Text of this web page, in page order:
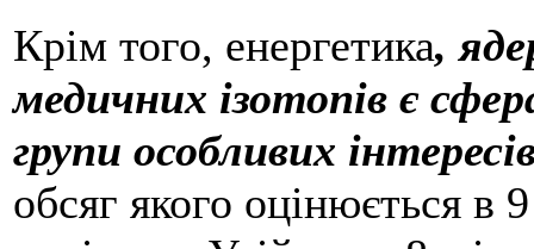
Крім того, енергетика,
медичних ізотопів є
групи особливих
обсяг якого оцінюється в